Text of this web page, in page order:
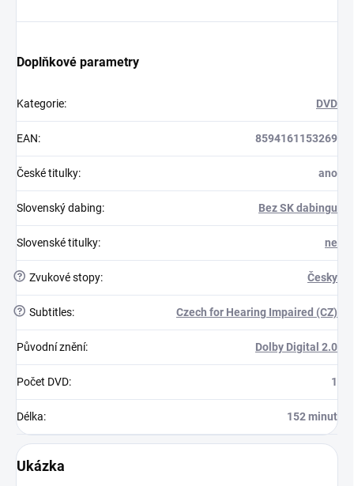
Doplňkové parametry
Kategorie: DVD
EAN: 8594161153269
České titulky: ano
Slovenský dabing: Bez SK dabingu
Slovenské titulky: ne
? Zvukové stopy: Česky
? Subtitles: Czech for Hearing Impaired (CZ)
Původní znění: Dolby Digital 2.0
Počet DVD: 1
Délka: 152 minut
Ukázka